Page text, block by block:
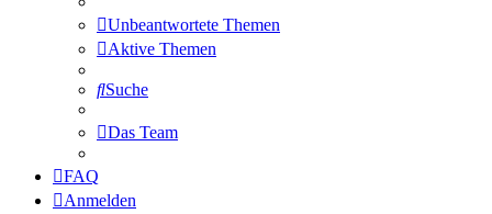
Unbeantwortete Themen
Aktive Themen
Suche
Das Team
FAQ
Anmelden